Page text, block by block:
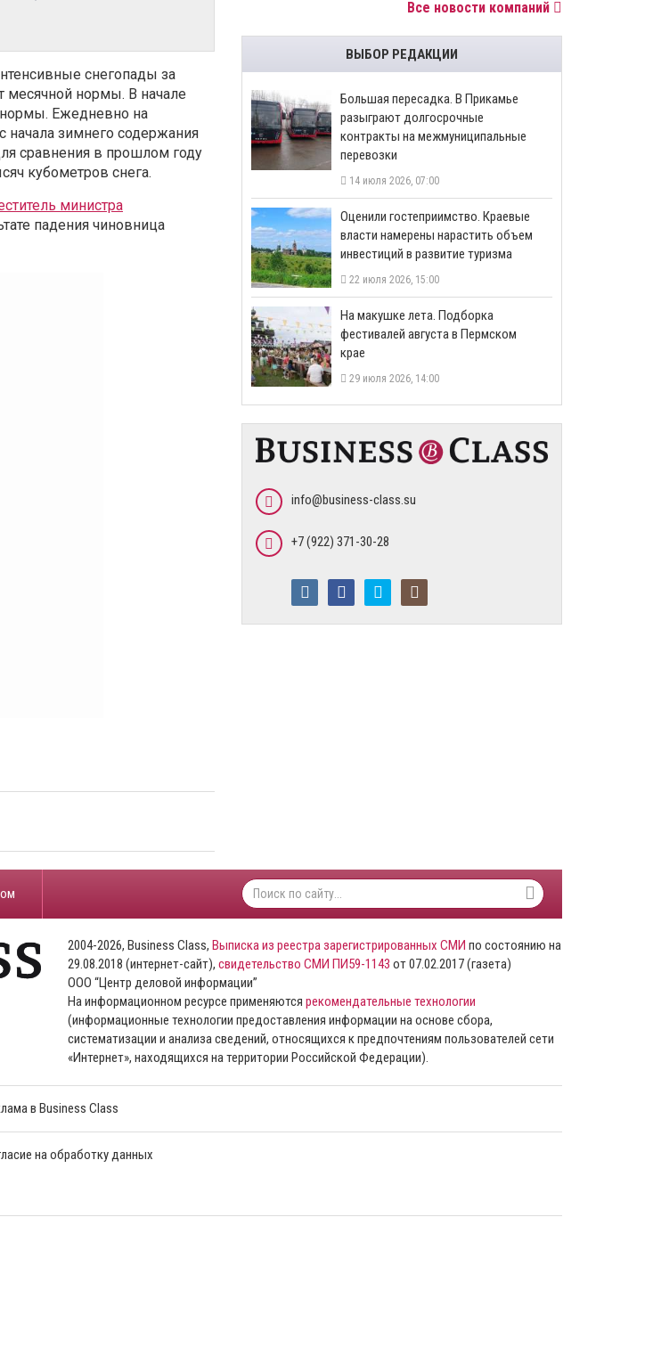
снегопады за
нормы. В начале
нормы. Ежедневно на
начала зимнего содержания
сравнения в прошлом году
кубометров снега.
министра
падения чиновница
Все новости компаний
ВЫБОР РЕДАКЦИИ
Большая пересадка. В Прикамье
разыграют долгосрочные
контракты на межмуниципальные
перевозки
14 июля 2026, 07:00
Оценили гостеприимство. Краевые
власти намерены нарастить объем
инвестиций в развитие туризма
22 июля 2026, 15:00
На макушке лета. Подборка
фестивалей августа в Пермском
крае
29 июля 2026, 14:00
info@business-class.su
+7 (922) 371-30-28
2004-2026, Business Class, Выписка из реестра зарегистрированных СМИ по состоянию на
29.08.2018 (интернет-сайт), свидетельство СМИ ПИ59-1143 от 07.02.2017 (газета)
ООО “Центр деловой информации”
На информационном ресурсе применяются рекомендательные технологии
(информационные технологии предоставления информации на основе сбора,
систематизации и анализа сведений, относящихся к предпочтениям пользователей сети
«Интернет», находящихся на территории Российской Федерации).
в Business Class
на обработку данных